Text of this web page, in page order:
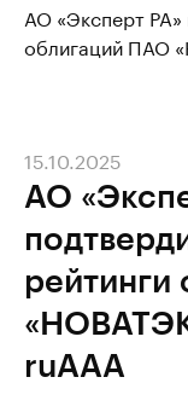
АО «Эксперт РА»
облигаций ПАО
АО
ruAAA
15.10.2025